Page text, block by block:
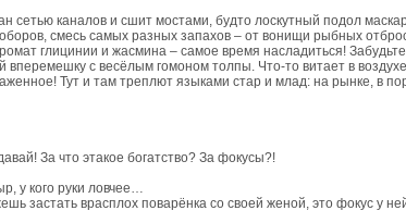
сетью каналов и сшит мостами, будто лоскутный подол
смесь самых разных запахов – от вонищи рыбных
глицинии и жасмина – самое время насладиться!
вперемешку с весёлым гомоном толпы. Что-то витает в
Тут и там треплют языками стар и млад: на рынке, в
За что этакое богатство? За фокусы?!
у кого руки ловчее…
застать врасплох поварёнка со своей женой, это фокус у